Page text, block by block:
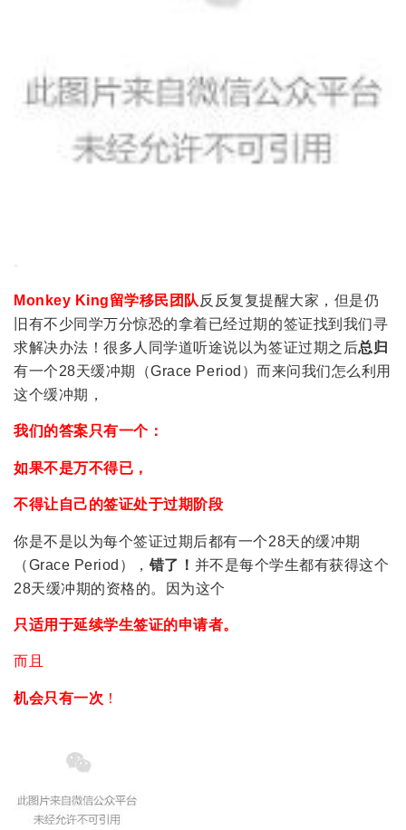
Monkey King留学移民团队 反反复复提醒大家，但是仍
旧有不少同学万分惊恐的拿着已经过期的签证找到我们寻
求解决办法！很多人同学道听途说以为签证过期之后总归
有一个28天缓冲期（Grace Period）而来问我们怎么利用
这个缓冲期，
我们的答案只有一个：
如果不是万不得已，
不得让自己的签证处于过期阶段
你是不是以为每个签证过期后都有一个28天的缓冲期
（Grace Period）， 错了！ 并不是每个学生都有获得这个
28天缓冲期的资格的。因为这个
只适用于延续学生签证的申请者。
而且
机会只有一次 ！